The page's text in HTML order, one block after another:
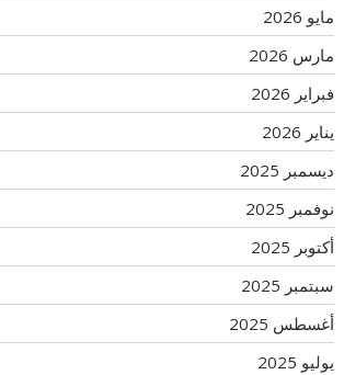
مايو 2026
مارس 2026
فبراير 2026
يناير 2026
ديسمبر 2025
نوفمبر 2025
أكتوبر 2025
سبتمبر 2025
أغسطس 2025
يوليو 2025